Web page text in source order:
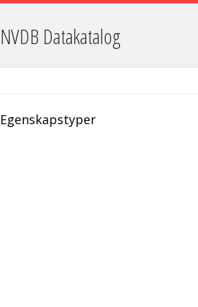
NVDB Datakatalog
Egenskapstyper